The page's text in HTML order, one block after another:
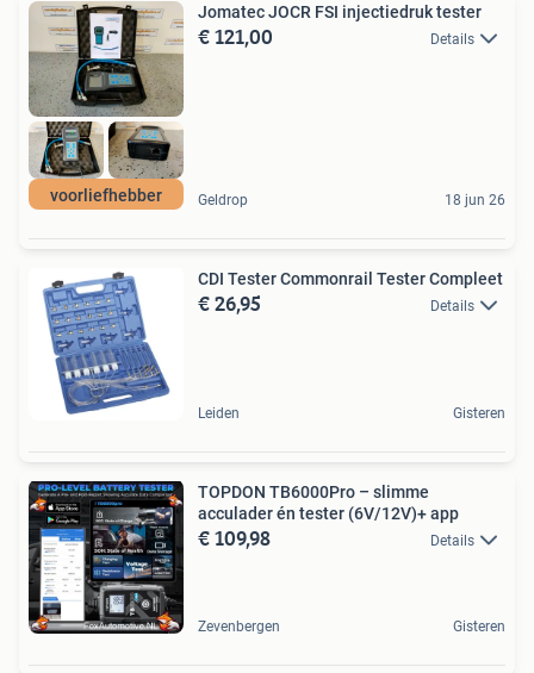
voorliefhebber
Jomatec JOCR FSI injectiedruk tester
€ 121,00 Details
Geldrop 18 jun 26
CDI Tester Commonrail Tester Compleet
€ 26,95 Details
Leiden Gisteren
TOPDON TB6000Pro – slimme
acculader én tester (6V/12V)+ app
€ 109,98 Details
Zevenbergen Gisteren